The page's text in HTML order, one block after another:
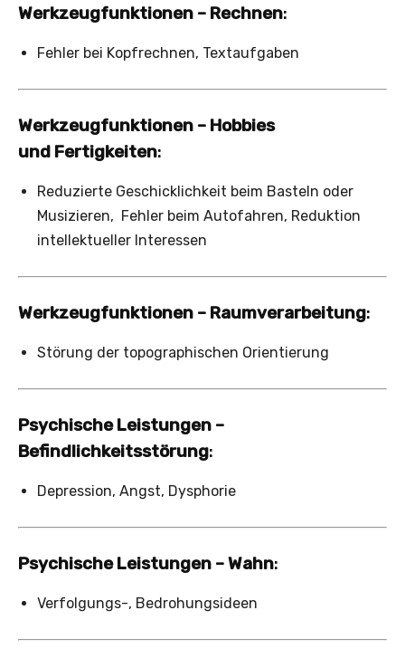
Werkzeugfunktionen – Rechnen:
Fehler bei Kopfrechnen, Textaufgaben
Werkzeugfunktionen – Hobbies
und Fertigkeiten:
Reduzierte Geschicklichkeit beim Basteln oder
Musizieren, Fehler beim Autofahren, Reduktion
intellektueller Interessen
Werkzeugfunktionen – Raumverarbeitung:
Störung der topographischen Orientierung
Psychische Leistungen –
Befindlichkeitsstörung:
Depression, Angst, Dysphorie
Psychische Leistungen – Wahn:
Verfolgungs-, Bedrohungsideen